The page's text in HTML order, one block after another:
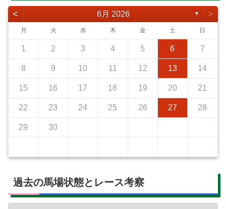
< 6月 2026 ▼ >
月 火 水 木 金 土 日
1 2 3 4 5 6 7
8 9 10 11 12 13 14
15 16 17 18 19 20 21
22 23 24 25 26 27 28
29 30
過去の馬場状態とレース考察